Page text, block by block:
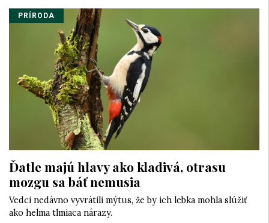
PRÍRODA
Ďatle majú hlavy ako kladivá, otrasu
mozgu sa báť nemusia
Vedci nedávno vyvrátili mýtus, že by ich lebka mohla slúžiť
ako helma tlmiaca nárazy.